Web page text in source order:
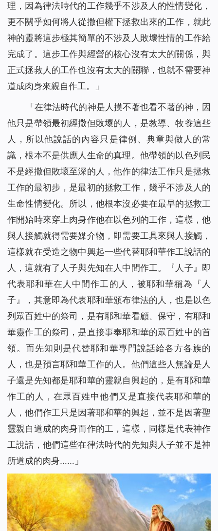
理，因為律法時代的工作幾乎不涉及人的性情變化，
更不關乎如何將人從撒但權下拯救出來的工作，就此
神的靈將這步極其簡單的不涉及人敗壞性情的工作給
完成了。這步工作與經營的核心沒有太大的關係，與
正式拯救人的工作也沒有太大的關聯，也就不需要神
道成肉身來親自作工。」
「在律法時代的神是人摸不著也看不著的神，因
他只是帶領最初經撒但敗壞的人，是教導、牧養這些
人，所以他說話的內容只是律例、典章與做人的常
識，根本不是供應人生命的真理。他帶領的以色列民
不是經撒但敗壞至深的人，他作的律法工作只是拯救
工作的最初步，是最初的拯救工作，幾乎不涉及人的
生命性情變化。所以，他根本沒必要在最早的拯救工
作開始時來穿上肉身作他在以色列的工作，這樣，他
與人接觸就得需要媒介物，即需要工具來與人接觸，
這樣就在受造之物中興起一些代替耶和華作工說話的
人，這就有了人子與先知在人中間作工。『人子』即
代表耶和華在人中間作工的人，被耶和華稱為『人
子』，其意即為代表耶和華頒布律法的人，也是以色
列眾百姓中的祭司，是有耶和華看顧、保守，有耶和
華靈作工的祭司，是直接事奉耶和華的眾百姓中的首
領。而先知則是代替耶和華專門說話給各方各族的
人，也是預言耶和華工作的人。他們這些人無論是人
子還是先知都是耶和華的靈親自興起的，是有耶和華
作工的人，在眾百姓中他們又是直接代表耶和華的
人，他們作工只是因著耶和華的興起，並不是因著聖
靈親自道成的肉身而作的工，這樣，同樣是代表神作
工說話，他們這些在律法時代的先知與人子並不是神
所道成的肉身……」